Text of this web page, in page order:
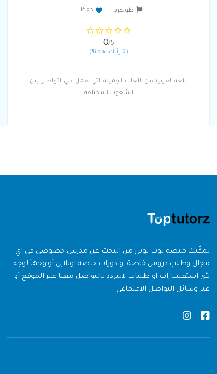
طولكرم حفظ
0/5
(0 رأيك يهمنا!)
اللغه العربيه من اللغات الجميله التي تعمل علي التواصل بين
الشعوب المختلفه
تمكّنك منصة توب توترز من البحث عن مدرس خصوصي في اي
مجال وطلب دروس خاصة او دورات خاصة اونلاين أو وجهاً لوجه.
لأي استفسارات او طلبات لاتتردد بالتواصل معنا عبر الموقع أو
عبر وسائل التواصل الاجتماعي